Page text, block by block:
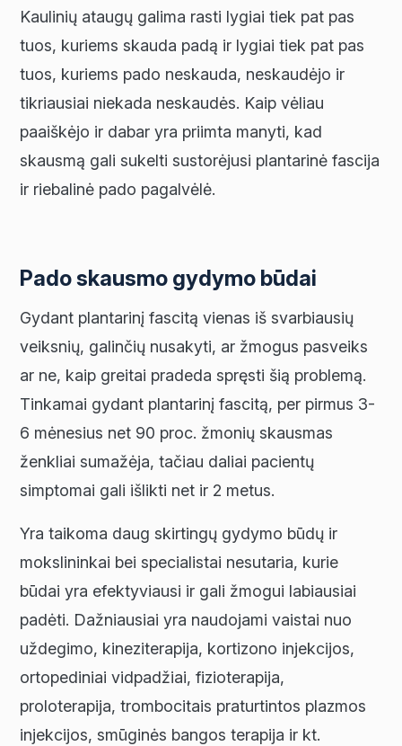
Kaulinių ataugų galima rasti lygiai tiek pat pas
tuos, kuriems skauda padą ir lygiai tiek pat pas
tuos, kuriems pado neskauda, neskaudėjo ir
tikriausiai niekada neskaudės. Kaip vėliau
paaiškėjo ir dabar yra priimta manyti, kad
skausmą gali sukelti sustorėjusi plantarinė fascija
ir riebalinė pado pagalvėlė.
Pado skausmo gydymo būdai
Gydant plantarinį fascitą vienas iš svarbiausių
veiksnių, galinčių nusakyti, ar žmogus pasveiks
ar ne, kaip greitai pradeda spręsti šią problemą.
Tinkamai gydant plantarinį fascitą, per pirmus 3-
6 mėnesius net 90 proc. žmonių skausmas
ženkliai sumažėja, tačiau daliai pacientų
simptomai gali išlikti net ir 2 metus.
Yra taikoma daug skirtingų gydymo būdų ir
mokslininkai bei specialistai nesutaria, kurie
būdai yra efektyviausi ir gali žmogui labiausiai
padėti. Dažniausiai yra naudojami vaistai nuo
uždegimo, kineziterapija, kortizono injekcijos,
ortopediniai vidpadžiai, fizioterapija,
proloterapija, trombocitais praturtintos plazmos
injekcijos, smūginės bangos terapija ir kt.